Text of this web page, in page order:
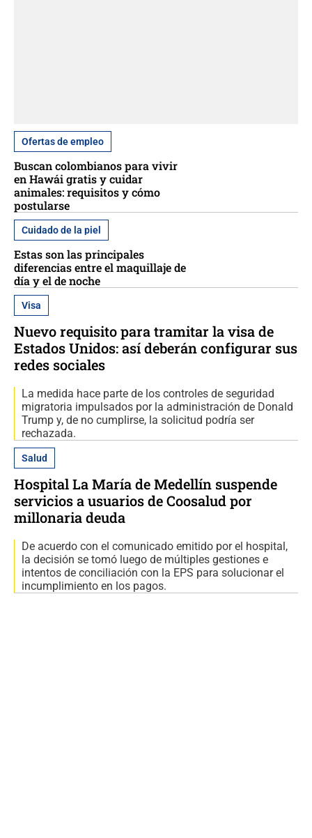
Ofertas de empleo
Buscan colombianos para vivir
en Hawái gratis y cuidar
animales: requisitos y cómo
postularse
Cuidado de la piel
Estas son las principales
diferencias entre el maquillaje de
día y el de noche
Visa
Nuevo requisito para tramitar la visa de
Estados Unidos: así deberán configurar sus
redes sociales
La medida hace parte de los controles de seguridad
migratoria impulsados por la administración de Donald
Trump y, de no cumplirse, la solicitud podría ser
rechazada.
Salud
Hospital La María de Medellín suspende
servicios a usuarios de Coosalud por
millonaria deuda
De acuerdo con el comunicado emitido por el hospital,
la decisión se tomó luego de múltiples gestiones e
intentos de conciliación con la EPS para solucionar el
incumplimiento en los pagos.